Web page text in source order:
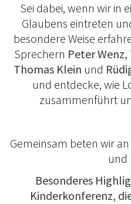
Sei dabei, wenn wir in
Glaubens eintreten
besondere Weise
Sprechern Peter
Thomas Klein und
und entdecke, wie
zusammenführt
Gemeinsam beten wir
und
Besonderes
Kinderkonferenz,